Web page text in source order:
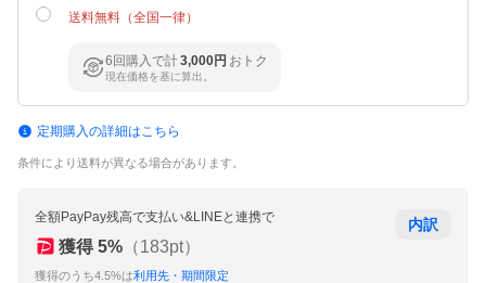
送料無料（全国一律）
6回購入で計3,000円 おトク
現在価格を基に算出。
定期購入の詳細はこちら
条件により送料が異なる場合があります。
全額PayPay残高で支払い&LINEと連携で
獲得 5% （183pt）
獲得のうち4.5%は利用先・期間限定
内訳